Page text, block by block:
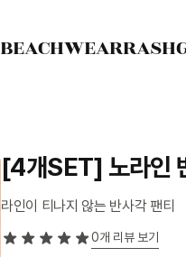
BEACHWEAR
[4개SET] 노라인
라인이 티나지 않는 반사각 팬티
0개 리뷰 보기